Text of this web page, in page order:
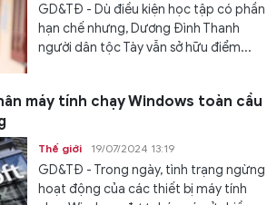
GD&TĐ - Dù điều kiện học tập có phần
hạn chế nhưng, Dương Đình Thanh
người dân tộc Tày vẫn sở hữu điểm...
máy tính chạy Windows toàn cầu
Thế giới 19/07/2024 13:19
GD&TĐ - Trong ngày, tình trạng ngừng
hoạt động của các thiết bị máy tính